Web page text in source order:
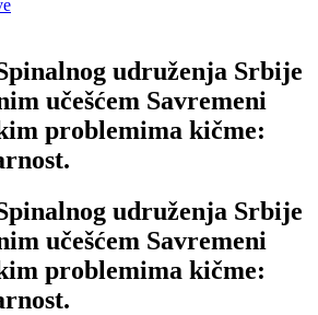
udruženja Srbije
učešćem Savremeni
problemima kičme:
udruženja Srbije
učešćem Savremeni
problemima kičme: